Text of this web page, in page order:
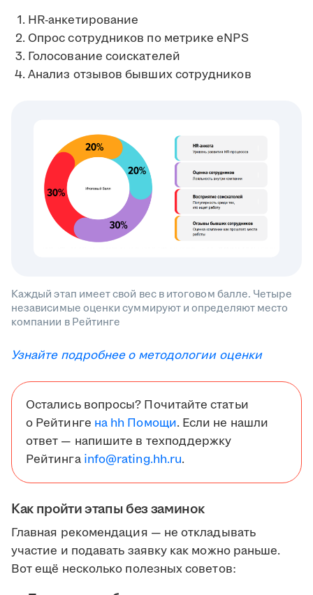
HR-анкетирование
Опрос сотрудников по метрике eNPS
Голосование соискателей
Анализ отзывов бывших сотрудников
Каждый этап имеет свой вес в итоговом балле. Четыре
независимые оценки суммируют и определяют место
компании в Рейтинге
Узнайте подробнее о методологии оценки
Остались вопросы? Почитайте статьи
о Рейтинге на hh Помощи. Если не нашли
ответ — напишите в техподдержку
Рейтинга info@rating.hh.ru.
Как пройти этапы без заминок
Главная рекомендация — не откладывать
участие и подавать заявку как можно раньше.
Вот ещё несколько полезных советов: